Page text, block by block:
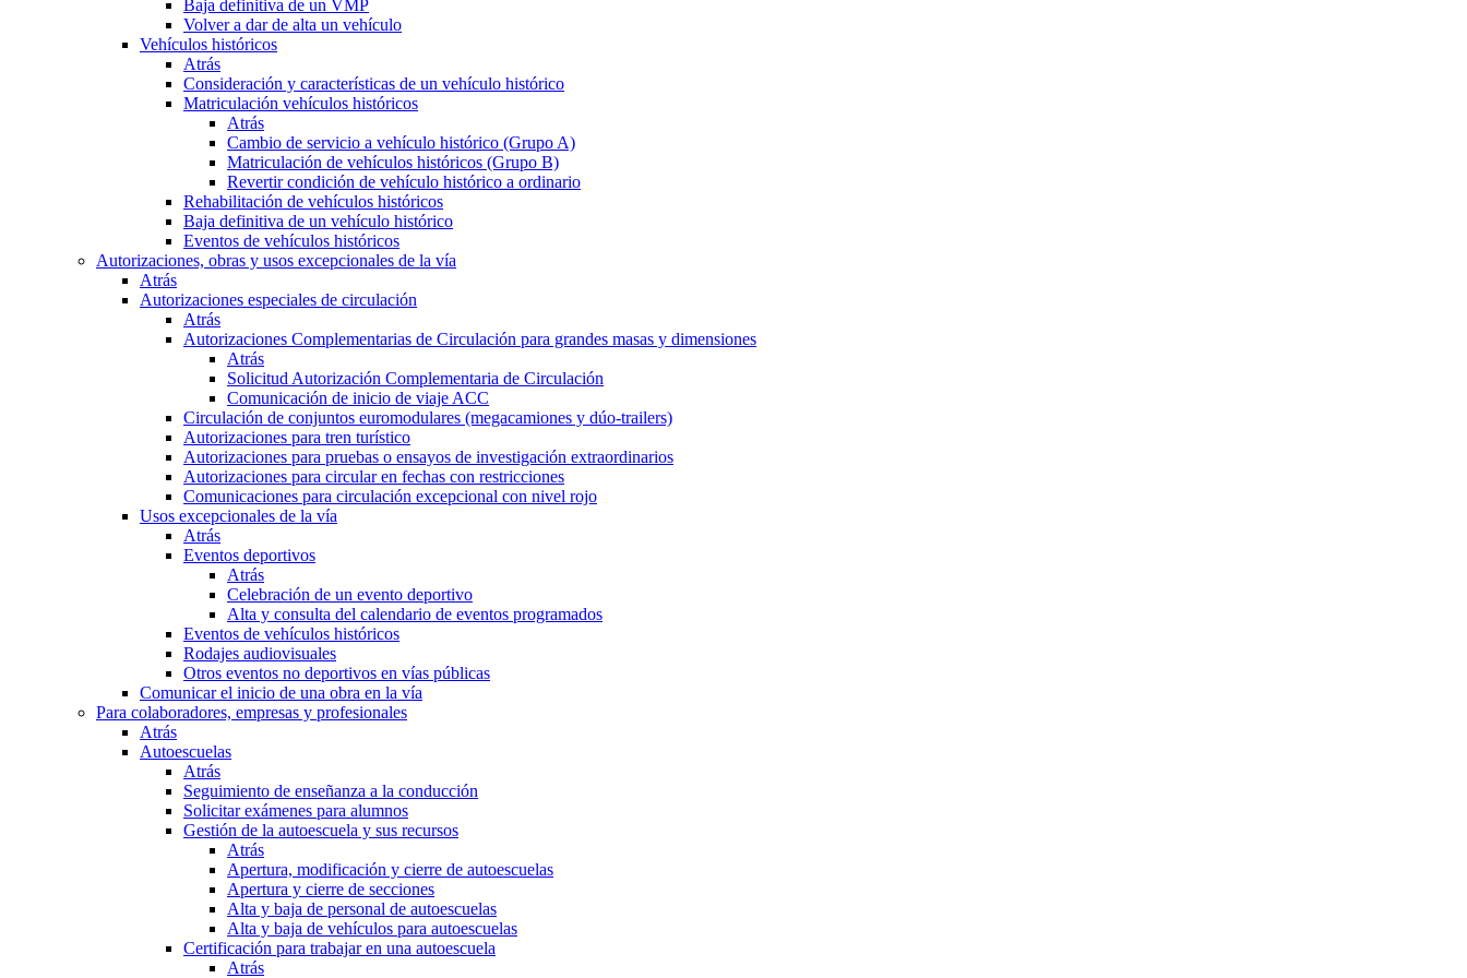
Baja definitiva de un VMP
Volver a dar de alta un vehículo
Vehículos históricos
Atrás
Consideración y características de un vehículo histórico
Matriculación vehículos históricos
Atrás
Cambio de servicio a vehículo histórico (Grupo A)
Matriculación de vehículos históricos (Grupo B)
Revertir condición de vehículo histórico a ordinario
Rehabilitación de vehículos históricos
Baja definitiva de un vehículo histórico
Eventos de vehículos históricos
Autorizaciones, obras y usos excepcionales de la vía
Atrás
Autorizaciones especiales de circulación
Atrás
Autorizaciones Complementarias de Circulación para grandes masas y dimensiones
Atrás
Solicitud Autorización Complementaria de Circulación
Comunicación de inicio de viaje ACC
Circulación de conjuntos euromodulares (megacamiones y dúo-trailers)
Autorizaciones para tren turístico
Autorizaciones para pruebas o ensayos de investigación extraordinarios
Autorizaciones para circular en fechas con restricciones
Comunicaciones para circulación excepcional con nivel rojo
Usos excepcionales de la vía
Atrás
Eventos deportivos
Atrás
Celebración de un evento deportivo
Alta y consulta del calendario de eventos programados
Eventos de vehículos históricos
Rodajes audiovisuales
Otros eventos no deportivos en vías públicas
Comunicar el inicio de una obra en la vía
Para colaboradores, empresas y profesionales
Atrás
Autoescuelas
Atrás
Seguimiento de enseñanza a la conducción
Solicitar exámenes para alumnos
Gestión de la autoescuela y sus recursos
Atrás
Apertura, modificación y cierre de autoescuelas
Apertura y cierre de secciones
Alta y baja de personal de autoescuelas
Alta y baja de vehículos para autoescuelas
Certificación para trabajar en una autoescuela
Atrás